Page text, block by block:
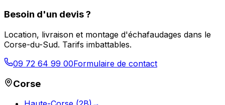
Besoin d'un devis ?
Location, livraison et montage d'échafaudages dans le
Corse-du-Sud. Tarifs imbattables.
09 72 64 99 00Formulaire de contact
Corse